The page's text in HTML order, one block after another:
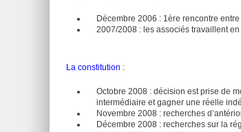
Décembre 2006 : 1ère rencontre
2007/2008 : les associés travaillent
La constitution :
Octobre 2008 : décision est prise de
intermédiaire et gagner une réelle
Novembre 2008 : recherches
Décembre 2008 : recherches sur la